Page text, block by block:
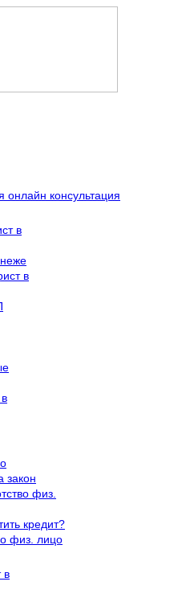
онлайн консультация
в
в
закон
физ.
кредит?
физ. лицо
в